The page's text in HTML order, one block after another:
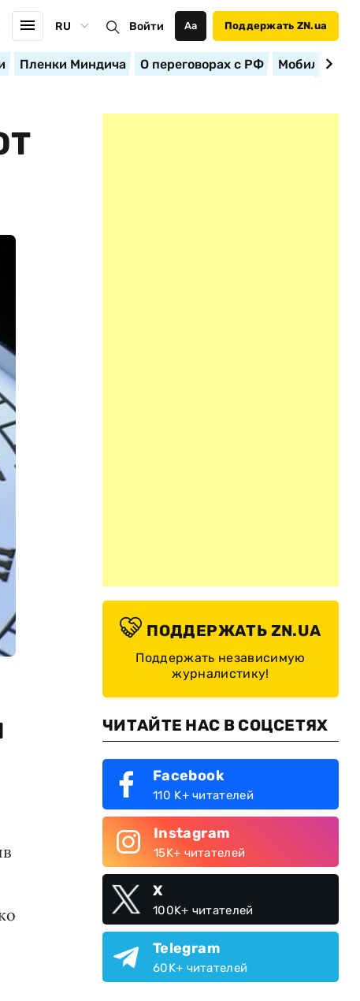
RU Войти Аа Поддержать ZN.ua
Пленки Миндича О переговорах с РФ
ПОДДЕРЖАТЬ ZN.UA
Поддержать независимую
журналистику!
ЧИТАЙТЕ НАС В СОЦСЕТЯХ
Facebook
110 K+ читателей
Instagram
15K+ читателей
X
100K+ читателей
Telegram
60K+ читателей